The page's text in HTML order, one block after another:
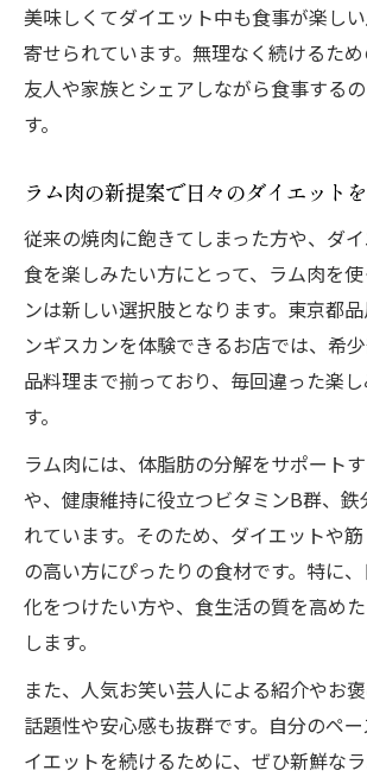
美味しくてダイエット中も食事が楽し
寄せられています。無理なく続けるため
友人や家族とシェアしながら食事する
す。
ラム肉の新提案で日々のダイエット
従来の焼肉に飽きてしまった方や、ダ
食を楽しみたい方にとって、ラム肉を
ンは新しい選択肢となります。東京都
ンギスカンを体験できるお店では、希
品料理まで揃っており、毎回違った楽
す。
ラム肉には、体脂肪の分解をサポート
や、健康維持に役立つビタミンB群、鉄
れています。そのため、ダイエットや
の高い方にぴったりの食材です。特に
化をつけたい方や、食生活の質を高め
します。
また、人気お笑い芸人による紹介やお褒
話題性や安心感も抜群です。自分のペ
イエットを続けるために、ぜひ新鮮な